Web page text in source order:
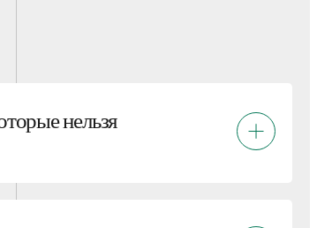
нельзя